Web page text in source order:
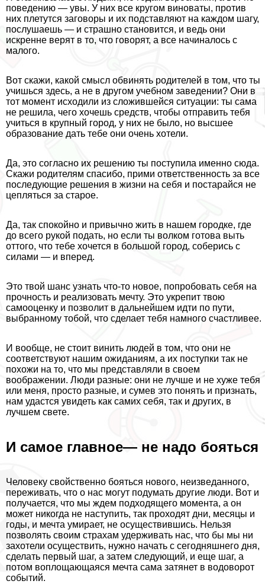
поведению — увы. У них все кругом виноваты, против
них плетутся заговоры и их подставляют на каждом шагу,
послушаешь — и страшно становится, и ведь они
искренне верят в то, что говорят, а все начиналось с
малого.
Вот скажи, какой смысл обвинять родителей в том, что ты
учишься здесь, а не в другом учебном заведении? Они в
тот момент исходили из сложившейся ситуации: ты сама
не решила, чего хочешь средств, чтобы отправить тебя
учиться в крупный город, у них не было, но высшее
образование дать тебе они очень хотели.
Да, это согласно их решению ты поступила именно сюда.
Скажи родителям спасибо, прими ответственность за все
последующие решения в жизни на себя и постарайся не
цепляться за старое.
Да, так спокойно и привычно жить в нашем городке, где
до всего рукой подать, но если ты волком готова выть
оттого, что тебе хочется в большой город, соберись с
силами — и вперед.
Это твой шанс узнать что-то новое, попробовать себя на
прочность и реализовать мечту. Это укрепит твою
самооценку и позволит в дальнейшем идти по пути,
выбранному тобой, что сделает тебя намного счастливее.
И вообще, не стоит винить людей в том, что они не
соответствуют нашим ожиданиям, а их поступки так не
похожи на то, что мы представляли в своем
воображении. Люди разные: они не лучше и не хуже тебя
или меня, просто разные, и сумев это понять и признать,
нам удастся увидеть как самих себя, так и других, в
лучшем свете.
И самое главное— не надо бояться
Человеку свойственно бояться нового, неизведанного,
переживать, что о нас могут подумать другие люди. Вот и
получается, что мы ждем подходящего момента, а он
может никогда не наступить, так проходят дни, месяцы и
годы, и мечта умирает, не осуществившись. Нельзя
позволять своим стpaxaм удерживать нас, что бы мы ни
захотели осуществить, нужно начать с сегодняшнего дня,
сделать первый шаг, а затем следующий, и еще шаг, а
потом воплощающаяся мечта сама затянет в водоворот
событий.